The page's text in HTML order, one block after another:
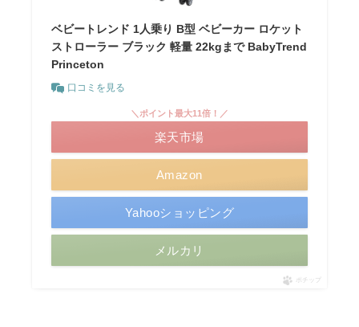
ベビートレンド 1人乗り B型 ベビーカー ロケット
ストローラー ブラック 軽量 22kgまで BabyTrend
Princeton
口コミを見る
Amazon
＼ポイント最大11倍！／
楽天市場
Yahooショッピング
メルカリ
ポチップ